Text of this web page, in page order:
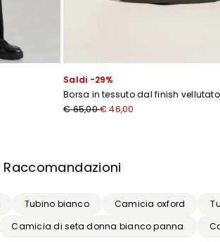
Saldi -29%
Borsa in tessuto dal finish vellutato
€ 65,00€ 46,00
Raccomandazioni
Tubino bianco Camicia oxford
Camicia di seta donna bianco panna